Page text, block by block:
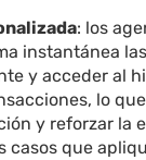
: los
instantánea
y acceder al
lo
y reforzar la
casos que